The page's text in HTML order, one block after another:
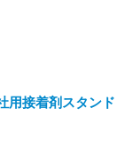
接着剤スタンド